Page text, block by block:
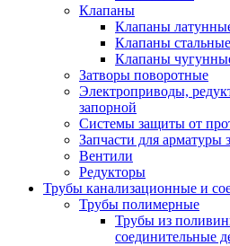
Клапаны
Клапаны
Клапаны стальные
Клапаны
Затворы поворотные
Электроприводы,
запорной
Системы защиты от
Запчасти для арматуры
Вентили
Редукторы
Трубы канализационные и
Трубы полимерные
Трубы из
соединительные